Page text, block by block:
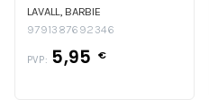
LAVALL, BARBIE
9791387692346
PVP: 5,95 €